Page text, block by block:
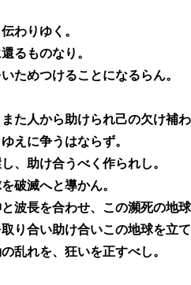
わりゆく。
るものなり。
ためつけることになるらん。
た人から助けられ己の欠け補わ
えに争うはならず。
、助け合うべく作られし。
破滅へと導かん。
波長を合わせ、この瀕死の地球
り合い助け合いこの地球を立
乱れを、狂いを正すべし。